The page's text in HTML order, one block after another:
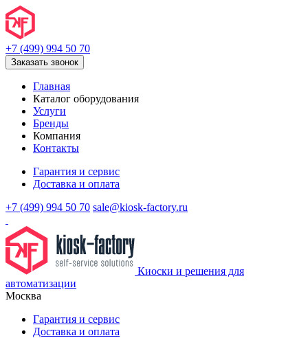
+7 (499) 994 50 70
Заказать звонок
Главная
Каталог оборудования
Услуги
Бренды
Компания
Контакты
Гарантия и сервис
Доставка и оплата
+7 (499) 994 50 70 sale@kiosk-factory.ru
Киоски и решения для
автоматизации
Москва
Гарантия и сервис
Доставка и оплата